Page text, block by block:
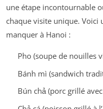
une étape incontournable
chaque visite unique. Voici
manquer à Hanoi :
Pho (soupe de nouilles
Bánh mì (sandwich
Bún chả (porc grillé